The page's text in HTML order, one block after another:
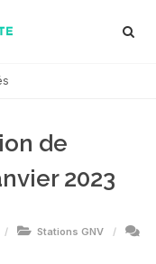
de
2023
Stations GNV